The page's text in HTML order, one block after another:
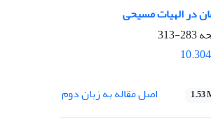
در الهیات مسیحی
283-313
1.53
اصل مقاله به زبان دوم